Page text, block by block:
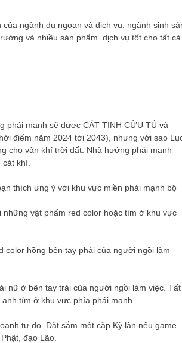
ngành du ngoạn và dịch vụ, ngành sinh
và nhiều sản phẩm. dịch vụ tốt cho tất cả
phái mạnh sẽ được CÁT TINH CỬU TÚ và
điểm năm 2024 tới 2043), nhưng với sao
cho vận khí trời đất. Nhà hướng phái mạnh
khí.
thích ưng ý với khu vực miền phái mạnh bộ
vật phẩm red color hoặc tím ở khu vực
color hồng bên tay phải của người ngồi làm
nữ ở bên tay trái của người ngồi làm việc. Tất
tím ở khu vực phía phái mạnh.
tự do. Đặt sắm một cặp Kỳ lân nếu game
đạo Lão.